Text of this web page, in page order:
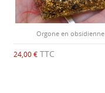
Orgone en obsidienne
24,00 € TTC